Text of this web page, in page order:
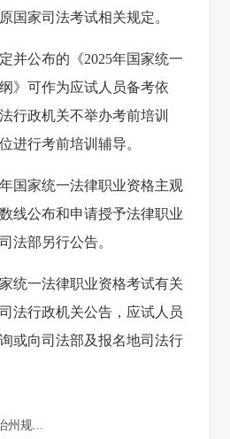
国家司法考试相关规定。
并公布的《2025年国家统一
》可作为应试人员备考依
行政机关不举办考前培训
进行考前培训辅导。
年国家统一法律职业资格主观
线公布和申请授予法律职业
法部另行公告。
家统一法律职业资格考试有关
法行政机关公告，应试人员
或向司法部及报名地司法行
州规...